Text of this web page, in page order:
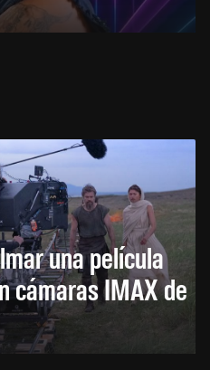
una película
cámaras IMAX de